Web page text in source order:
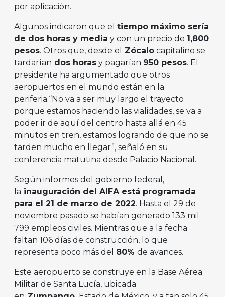
por aplicación.
Algunos indicaron que el tiempo máximo sería
de dos horas y media y con un precio de 1,800
pesos. Otros que, desde el Zócalo capitalino se
tardarían dos horas y pagarían 950 pesos. El
presidente ha argumentado que otros
aeropuertos en el mundo están en la
periferia.“No va a ser muy largo el trayecto
porque estamos haciendo las vialidades, se va a
poder ir de aquí del centro hasta allá en 45
minutos en tren, estamos logrando de que no se
tarden mucho en llegar”, señaló en su
conferencia matutina desde Palacio Nacional.
Según informes del gobierno federal,
la inauguración del AIFA está programada
para el 21 de marzo de 2022. Hasta el 29 de
noviembre pasado se habían generado 133 mil
799 empleos civiles. Mientras que a la fecha
faltan 106 días de construcción, lo que
representa poco más del 80% de avances.
Este aeropuerto se construye en la Base Aérea
Militar de Santa Lucía, ubicada